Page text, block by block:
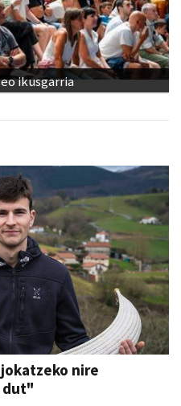
ikusgarria
nire
dut"